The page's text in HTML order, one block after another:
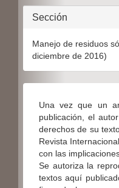
Sección
Manejo de residuos
diciembre de 2016)
Una vez que un
publicación, el
derechos de su
Revista
con las
Se autoriza la
textos aquí